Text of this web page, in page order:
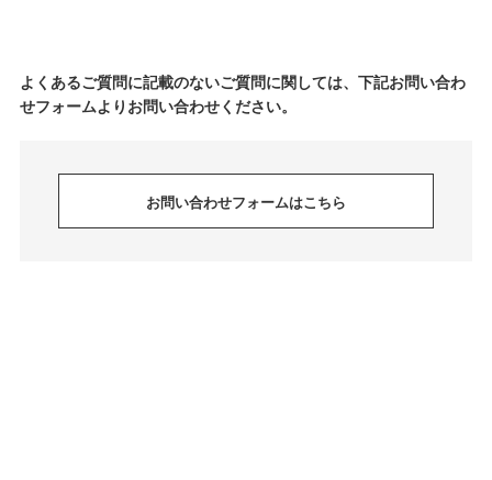
よくあるご質問に記載のないご質問に関しては、下記お問い合わ
せフォームよりお問い合わせください。
お問い合わせフォームはこちら